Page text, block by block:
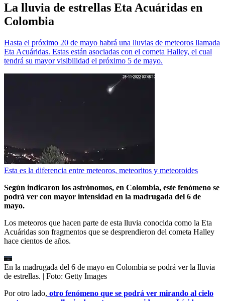
La lluvia de estrellas Eta Acuáridas en
Colombia
Hasta el próximo 20 de mayo habrá una lluvias de meteoros llamada
Eta Acuáridas. Estas están asociadas con el cometa Halley, el cual
tendrá su mayor visibilidad el próximo 5 de mayo.
Esta es la diferencia entre meteoros, meteoritos y meteoroides
Según indicaron los astrónomos, en Colombia, este fenómeno se
podrá ver con mayor intensidad en la madrugada del 6 de
mayo.
Los meteoros que hacen parte de esta lluvia conocida como la Eta
Acuáridas son fragmentos que se desprendieron del cometa Halley
hace cientos de años.
En la madrugada del 6 de mayo en Colombia se podrá ver la lluvia
de estrellas. | Foto: Getty Images
Por otro lado, otro fenómeno que se podrá ver mirando al cielo